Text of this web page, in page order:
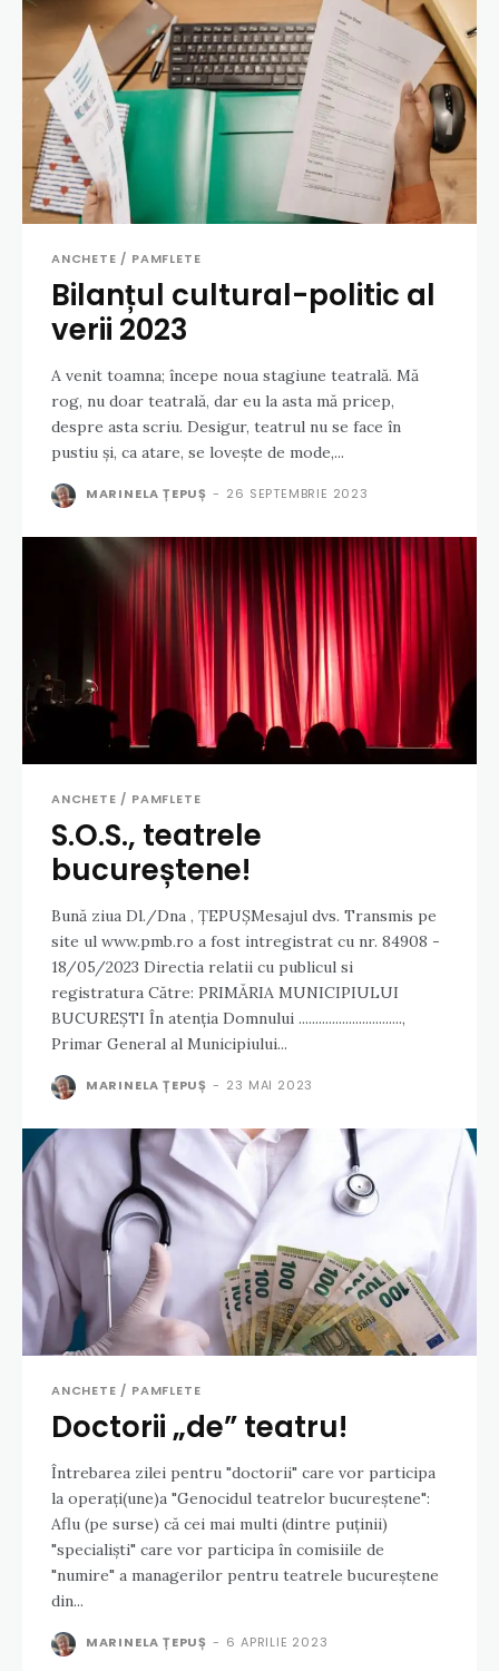
ANCHETE / PAMFLETE
Bilanțul cultural-politic al
verii 2023
A venit toamna; începe noua stagiune teatrală. Mă
rog, nu doar teatrală, dar eu la asta mă pricep,
despre asta scriu. Desigur, teatrul nu se face în
pustiu și, ca atare, se lovește de mode,...
MARINELA ȚEPUȘ - 26 SEPTEMBRIE 2023
ANCHETE / PAMFLETE
S.O.S., teatrele
bucureștene!
Bună ziua Dl./Dna , ȚEPUȘMesajul dvs. Transmis pe
site ul www.pmb.ro a fost intregistrat cu nr. 84908 -
18/05/2023 Directia relatii cu publicul si
registratura Către: PRIMĂRIA MUNICIPIULUI
BUCUREȘTI În atenția Domnului ...............................,
Primar General al Municipiului...
MARINELA ȚEPUȘ - 23 MAI 2023
ANCHETE / PAMFLETE
Doctorii „de” teatru!
Întrebarea zilei pentru "doctorii" care vor participa
la operați(une)a "Genocidul teatrelor bucureștene":
Aflu (pe surse) că cei mai multi (dintre puținii)
"specialiști" care vor participa în comisiile de
"numire" a managerilor pentru teatrele bucureștene
din...
MARINELA ȚEPUȘ - 6 APRILIE 2023